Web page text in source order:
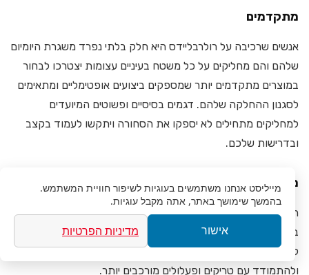
מתקדמים
אנשים שרכיבה על רולרבליידס היא חלק בלתי נפרד משגרת היומיום
שלהם והם מחליקים על כל משטח בעיניים עצומות יצטרכו לבחור
במוצרים מתקדמים יותר שמספקים ביצועים אופטימליים ומתאימים
לסגנון ההחלקה שלהם. דגמים בסיסיים ופשוטים המיועדים
למחליקים מתחילים לא יספקו את הסחורה ויתקשו לעמוד בקצב
ובדרישות שלכם.
מקצוענים
הכוונה לרוכבים עם שנות ניסיון רבות שצברו קילומטראז’ רב
בהחלקה. הם שכללו וליטשו את יכולת ומיומנות הרכיבה שלהם עד
לרמות הגבוהות ביותר ויכולים להחליק ללא בעיות לכל כיוון ומרחק
ולהתמודד עם טריקים ופעלולים מורכבים יותר.
מייליסט אנחנו משתמשים בעוגיות לשיפור חוויית המשתמש.
בהמשך שימושך באתר, אתה מקבל עוגיות.
אישור מדיניות הפרטיות